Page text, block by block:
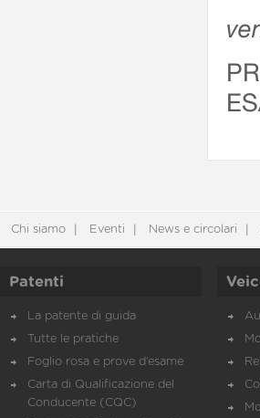
Chi siamo Eventi News e circolari
Patenti
La patente di guida
Tutte le pratiche
Foglio rosa e prove d’esame
Carta di Qualificazione del
Conducente (CQC)